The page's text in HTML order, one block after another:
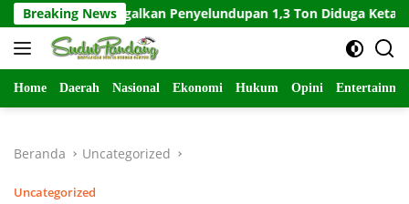
Langsung
ke
konten
Breaking News
627 Gagalkan Penyelundupan 1,3 Ton Diduga Ketamin di Kepri
Home Daerah Nasional Ekonomi Hukum Opini
Beranda Uncategorized
Uncategorized